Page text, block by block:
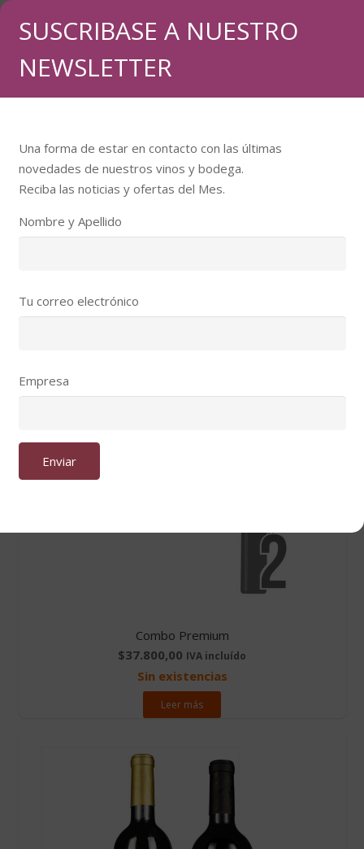
Combo Premium
$37.800,00 IVA incluído
Sin existencias
Leer más
SUSCRIBASE A NUESTRO
NEWSLETTER
Una forma de estar en contacto con las últimas
novedades de nuestros vinos y bodega.
Reciba las noticias y ofertas del Mes.
Nombre y Apellido
Tu correo electrónico
Empresa